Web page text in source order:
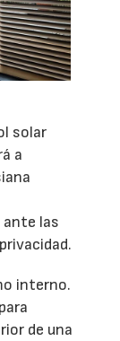
solar
a
ante las
interno.
de una